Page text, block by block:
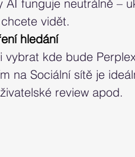
AI funguje neutrálně –
vidět.
hledání
vybrat kde bude
na Sociální sítě je
review apod.